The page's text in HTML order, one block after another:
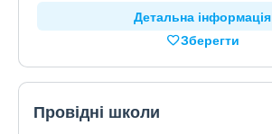
Детальна інформація
Зберегти
Провідні школи